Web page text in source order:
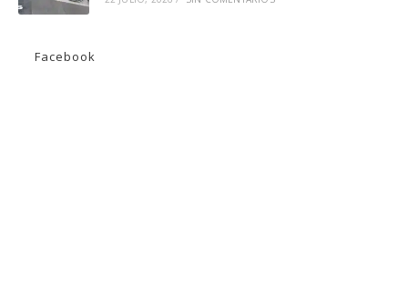
Facebook